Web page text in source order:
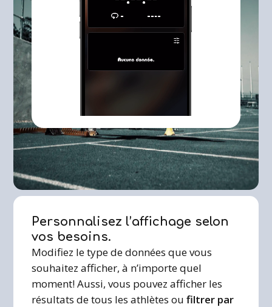
Personnalisez l’affichage selon
vos besoins.
Modifiez le type de données que vous
souhaitez afficher, à n’importe quel
moment! Aussi, vous pouvez afficher les
résultats de tous les athlètes oufiltrer par